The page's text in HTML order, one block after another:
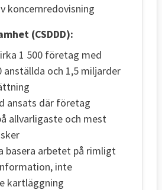
koncernredovisning
(CSDDD):
1 500 företag med
anställda och 1,5 miljarder
ansats där företag
allvarligaste och mest
basera arbetet på rimligt
inte
kartläggning